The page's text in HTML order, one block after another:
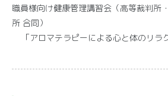
職員様向け健康管理講習会（高等裁判所
所 合同）
「アロマテラピーによる心と体のリラ